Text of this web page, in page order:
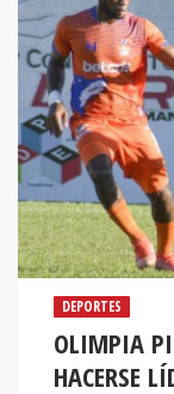
DEPORTES
OLIMPIA
HACERSE